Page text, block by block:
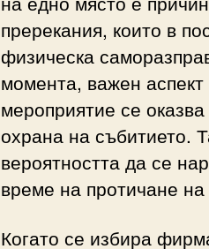
пререкания, които в
физическа
момента, важен
мероприятие се
охрана на събитието.
вероятността да се
време на протичане
Когато се избира